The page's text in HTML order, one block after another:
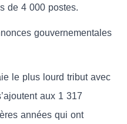
de 4 000 postes.
gouvernementales
le plus lourd tribut avec
aux 1 317
années qui ont